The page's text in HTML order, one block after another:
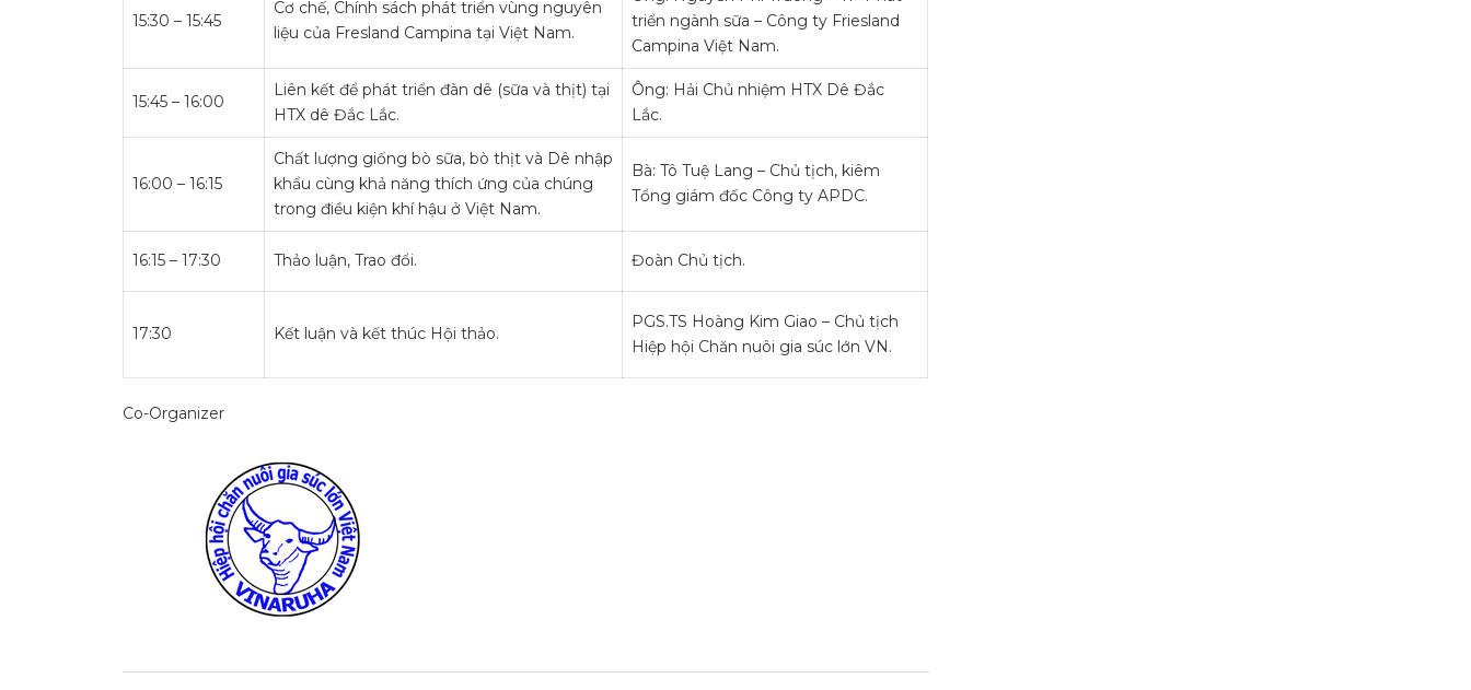
15:30 – 15:45
Cơ chế, Chính sách phát triển vùng nguyên
liệu của Fresland Campina tại Việt Nam.
triển ngành sữa – Công ty Friesland
Campina Việt Nam.
15:45 – 16:00
Liên kết để phát triển đàn dê (sữa và thịt) tại
HTX dê Đắc Lắc.
Ông: Hải Chủ nhiệm HTX Dê Đắc
Lắc.
16:00 – 16:15
Chất lượng giống bò sữa, bò thịt và Dê nhập
khẩu cùng khả năng thích ứng của chúng
trong điều kiện khí hậu ở Việt Nam.
Bà: Tô Tuệ Lang – Chủ tịch, kiêm
Tổng giám đốc Công ty APDC.
16:15 – 17:30 Thảo luận, Trao đổi. Đoàn Chủ tịch.
17:30 Kết luận và kết thúc Hội thảo.
PGS.TS Hoàng Kim Giao – Chủ tịch
Hiệp hội Chăn nuôi gia súc lớn VN.
Co-Organizer